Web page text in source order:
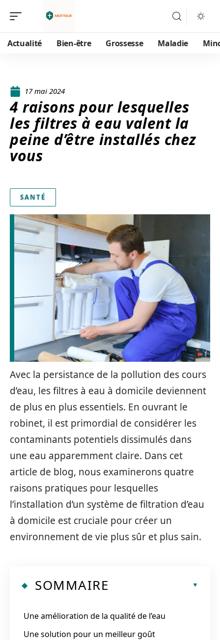
Actualité Bien-être Grossesse Maladie
17 mai 2024
4 raisons pour lesquelles
les filtres à eau valent la
peine d’être installés chez
vous
SANTÉ
Avec la persistance de la pollution des cours
d’eau, les filtres à eau à domicile deviennent
de plus en plus essentiels. En ouvrant le
robinet, il est primordial de considérer les
contaminants potentiels dissimulés dans
une eau apparemment claire. Dans cet
article de blog, nous examinerons quatre
raisons pratiques pour lesquelles
l’installation d’un système de filtration d’eau
à domicile est cruciale pour créer un
environnement de vie plus sûr et plus sain.
SOMMAIRE
Une amélioration de la qualité de l’eau
Une solution pour un meilleur goût